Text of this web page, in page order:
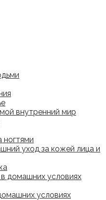
внутренний мир
уход за кожей лица и
домашних условиях
условиях